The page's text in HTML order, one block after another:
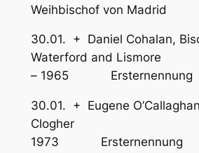
Weihbischof von Madrid
30.01. + Daniel Cohalan,
Waterford and
– 1965 Ersternennung
30.01. + Eugene
Clogher
1973 Ersternennung